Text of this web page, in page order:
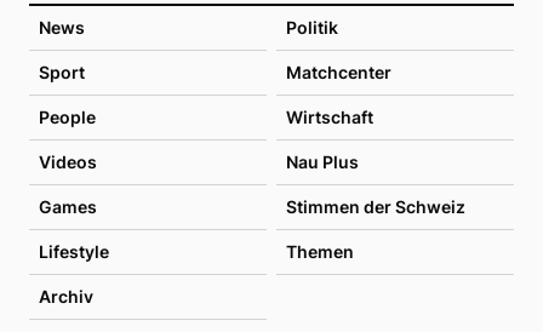
News Politik
Sport Matchcenter
People Wirtschaft
Videos Nau Plus
Games Stimmen der Schweiz
Lifestyle Themen
Archiv